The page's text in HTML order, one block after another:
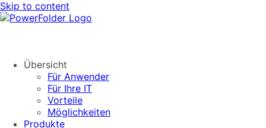
Skip to content
Übersicht
Für Anwender
Für Ihre IT
Vorteile
Möglichkeiten
Produkte